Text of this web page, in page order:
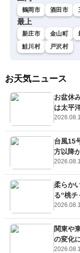
鶴岡市 酒田市
最上
新庄市 金山町
鮭川村
戸沢村
お天気ニュース
お盆休
は太平
台風15
方以降
柔らか
る“桃
関東や
の変化